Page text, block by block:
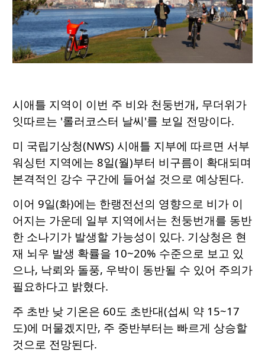
시애틀 지역이 이번 주 비와 천둥번개, 무더위가
잇따르는 '롤러코스터 날씨'를 보일 전망이다.
미 국립기상청(NWS) 시애틀 지부에 따르면 서부
워싱턴 지역에는 8일(월)부터 비구름이 확대되며
본격적인 강수 구간에 들어설 것으로 예상된다.
이어 9일(화)에는 한랭전선의 영향으로 비가 이
어지는 가운데 일부 지역에서는 천둥번개를 동반
한 소나기가 발생할 가능성이 있다. 기상청은 현
재 뇌우 발생 확률을 10~20% 수준으로 보고 있
으나, 낙뢰와 돌풍, 우박이 동반될 수 있어 주의가
필요하다고 밝혔다.
주 초반 낮 기온은 60도 초반대(섭씨 약 15~17
도)에 머물겠지만, 주 중반부터는 빠르게 상승할
것으로 전망된다.